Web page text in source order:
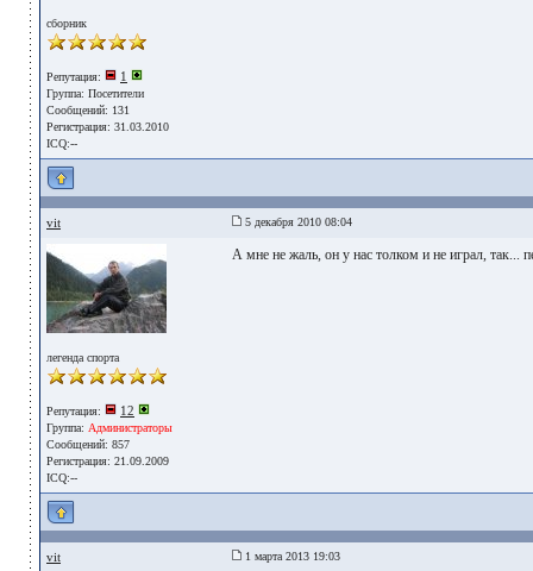
сборник
Репутация: 1
Группа: Посетители
Сообщений: 131
Регистрация: 31.03.2010
ICQ:--
vit 5 декабря 2010 08:04
легенда спорта
Репутация: 12
Группа: Администраторы
Сообщений: 857
Регистрация: 21.09.2009
ICQ:--
А мне не жаль, он у нас толком и не играл, так...
vit 1 марта 2013 19:03